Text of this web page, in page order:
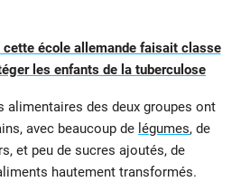
cette école allemande faisait classe
les enfants de la tuberculose
alimentaires des deux groupes ont
avec beaucoup de légumes, de
et peu de sucres ajoutés, de
hautement transformés.